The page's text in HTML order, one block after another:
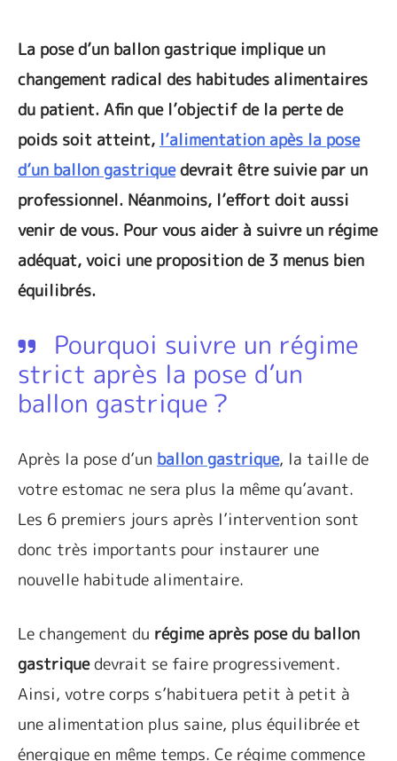
La pose d’un ballon gastrique implique un
changement radical des habitudes alimentaires
du patient. Afin que l’objectif de la perte de
poids soit atteint, l’alimentation apès la pose
d’un ballon gastriquedevrait être suivie par un
professionnel. Néanmoins, l’effort doit aussi
venir de vous. Pour vous aider à suivre un régime
adéquat, voici une proposition de 3 menus bien
équilibrés.
Pourquoi suivre un régime
strict après la pose d’un
ballon gastrique ?
Après la pose d’un ballon gastrique, la taille de
votre estomac ne sera plus la même qu’avant.
Les 6 premiers jours après l’intervention sont
donc très importants pour instaurer une
nouvelle habitude alimentaire.
Le changement du régime après pose du ballon
gastriquedevrait se faire progressivement.
Ainsi, votre corps s’habituera petit à petit à
une alimentation plus saine, plus équilibrée et
énergique en même temps. Ce régime commence